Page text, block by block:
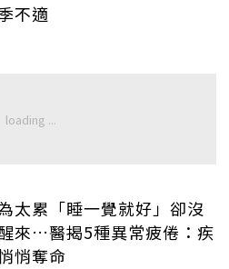
不適
太累「睡一覺就好」卻沒
來…醫揭5種異常疲倦：疾
悄奪命